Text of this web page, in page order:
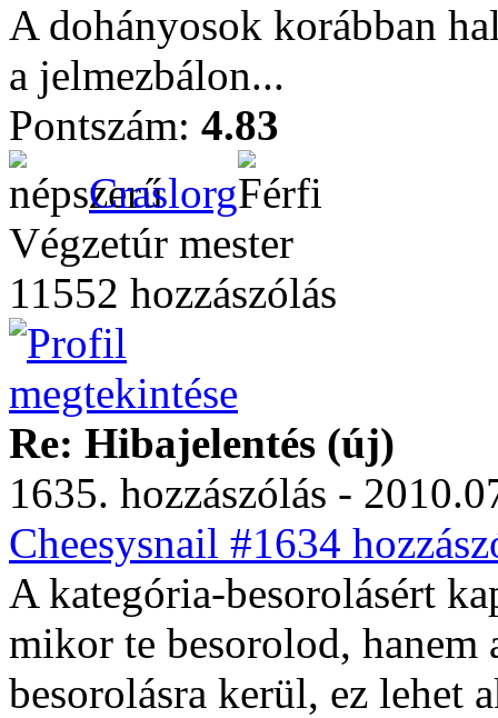
A dohányosok korábban
a jelmezbálon...
Pontszám: 4.83
Craslorg
Végzetúr mester
11552 hozzászólás
Re: Hibajelentés (új)
1635. hozzászólás -
Cheesysnail #1634
A kategória-besorolásért
mikor te besorolod, hanem
besorolásra kerül, ez lehet